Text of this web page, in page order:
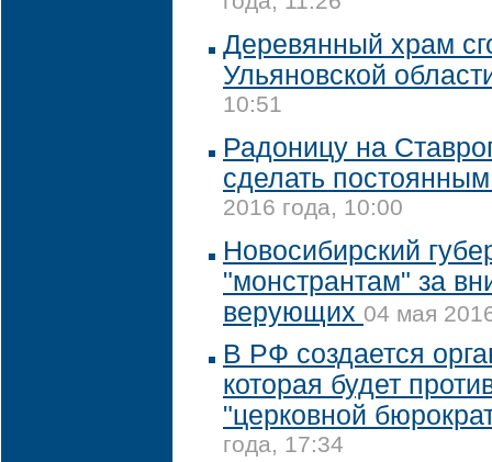
Деревянный храм
Ульяновской
10:51
Радоницу на
сделать
2016 года, 10:00
Новосибирский
"монстрантам" за
верующих 04 мая
В РФ создается
которая будет
"церковной
года, 17:34